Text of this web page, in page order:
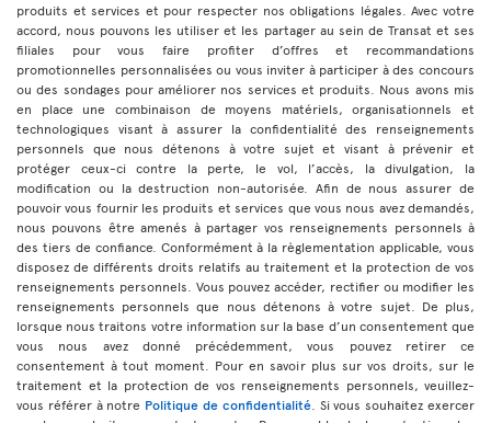
produits et services et pour respecter nos obligations légales. Avec votre
accord, nous pouvons les utiliser et les partager au sein de Transat et ses
filiales pour vous faire profiter d’offres et recommandations
promotionnelles personnalisées ou vous inviter à participer à des concours
ou des sondages pour améliorer nos services et produits. Nous avons mis
en place une combinaison de moyens matériels, organisationnels et
technologiques visant à assurer la confidentialité des renseignements
personnels que nous détenons à votre sujet et visant à prévenir et
protéger ceux-ci contre la perte, le vol, l’accès, la divulgation, la
modification ou la destruction non-autorisée. Afin de nous assurer de
pouvoir vous fournir les produits et services que vous nous avez demandés,
nous pouvons être amenés à partager vos renseignements personnels à
des tiers de confiance. Conformément à la règlementation applicable, vous
disposez de différents droits relatifs au traitement et la protection de vos
renseignements personnels. Vous pouvez accéder, rectifier ou modifier les
renseignements personnels que nous détenons à votre sujet. De plus,
lorsque nous traitons votre information sur la base d’un consentement que
vous nous avez donné précédemment, vous pouvez retirer ce
consentement à tout moment. Pour en savoir plus sur vos droits, sur le
traitement et la protection de vos renseignements personnels, veuillez-
vous référer à notre Politique de confidentialité. Si vous souhaitez exercer